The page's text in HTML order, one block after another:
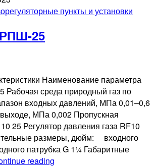
10М-1
пункты и установки
25
Наименование параметра
среда природный газ по
входных давлений, МПа 0,01–0,6
МПа 0,002 Пропускная
25 Регулятор давления газа RF10
размеры, дюйм: входного
патрубка G 1¼ Габаритные
reading